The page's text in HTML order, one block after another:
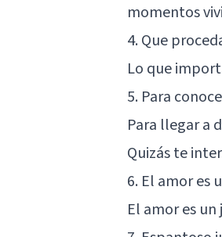
momentos
4. Que
Lo que
5. Para
Para llegar a
Quizás te
6. El amor es
El amor es